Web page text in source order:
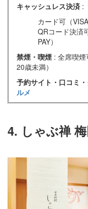
キャッシュレス決済 :
カード可（
QRコード決済
PAY）
禁煙・喫煙 : 全席喫
20歳未満）
予約サイト・口コミ
ルメ
4. しゃぶ禅